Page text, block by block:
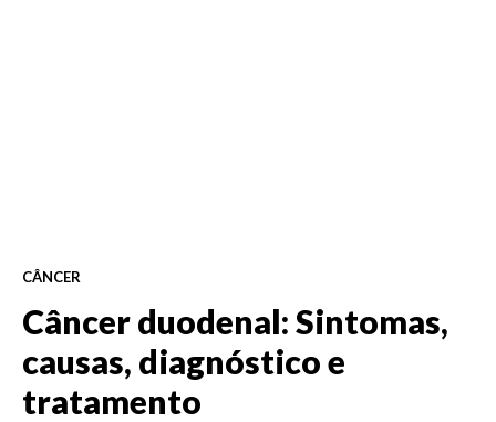
CÂNCER
Câncer duodenal: Sintomas,
causas, diagnóstico e
tratamento